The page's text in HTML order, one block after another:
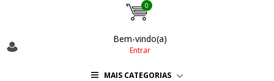
0
Bem-vindo(a)
Entrar
MAIS CATEGORIAS